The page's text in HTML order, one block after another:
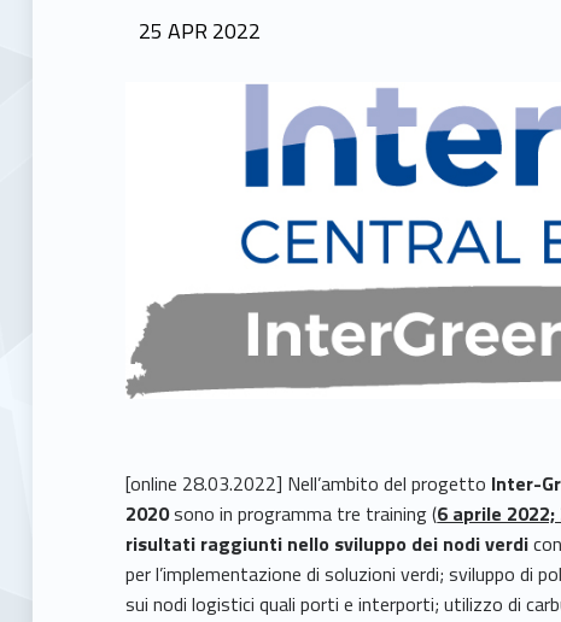
POSTED ON:
25 APR 2022
[online 28.03.2022] Nell’ambito del progetto Inter-
2020sono in programma tre training (6 aprile
risultati raggiunti nello sviluppo dei nodi verdi
per l’implementazione di soluzioni verdi; sviluppo di
sui nodi logistici quali porti e interporti; utilizzo di